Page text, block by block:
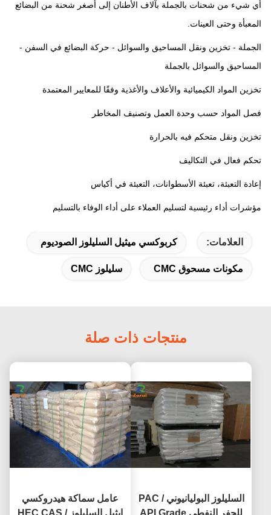
أي شيء من شحنات بالجملة بآلاف الأطنان إلى أصغر شحنة من البضائع
المعبأة وحتى العينات.
الجملة - تخزين ونقل المساحيق والسوائل - حركة البضائع في السفن -
المساحيق والسوائل بالجملة
تخزين المواد الكيميائية والأعلاف والأغذية وفقًا للمعايير المعتمدة
فصل المواد حسب وحدة العمل وتصنيف المخاطر
تخزين ونقل متحكم فيه بالحرارة
تحكم فعال في التكاليف
إعادة التعبئة، تعبئة الأسطوانات، التعبئة في أكياس
مؤشرات أداء رئيسية لتسليم العملاء على أداء الوفاء بالتسليم
العلامات: كربوكسي ميثيل السليلوز الصوديوم
مكونات مسحوق CMC سليلوز CMC
منتجات ذات صلة
السليلوز البوليانيوني / PAC
عامل سماكة هيدروكسي